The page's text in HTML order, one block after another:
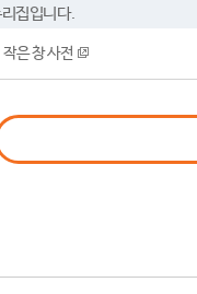
집입니다.
작은 창 사전